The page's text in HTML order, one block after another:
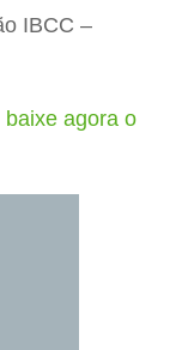
IBCC –
agora o